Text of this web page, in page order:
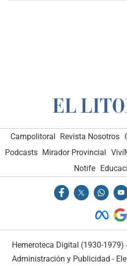
Campolitoral Revista Nosotros
Podcasts Mirador Provincial
Notife
Hemeroteca Digital (1930-1979)
Administración y Publicidad -